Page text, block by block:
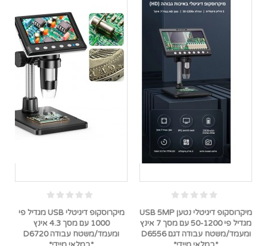
מיקרוסקופ דיגיטלי נטען USB 5MP
מגדיל פי 50-1200 עם מסך 7 אינץ
ומעמד/משטח עבודה דגם D6556
מיקרוסקופ דיגיטלי USB מגדיל פי
1000 עם מסך 4.3 אינץ
ומעמד/משטח עבודה D6720